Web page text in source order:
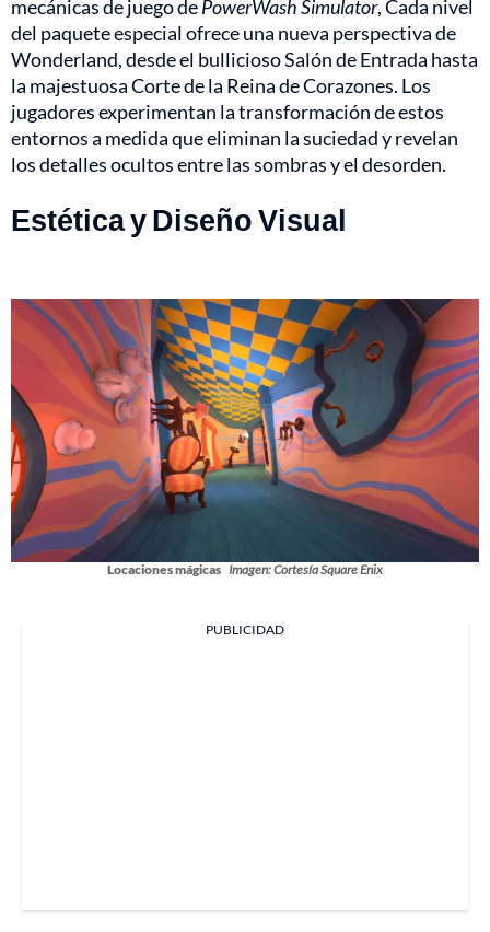
mecánicas de juego dePowerWash Simulator, Cada nivel
del paquete especial ofrece una nueva perspectiva de
Wonderland, desde el bullicioso Salón de Entrada hasta
la majestuosa Corte de la Reina de Corazones. Los
jugadores experimentan la transformación de estos
entornos a medida que eliminan la suciedad y revelan
los detalles ocultos entre las sombras y el desorden.
Estética y Diseño Visual
Locaciones mágicas Imagen: Cortesía Square Enix
PUBLICIDAD